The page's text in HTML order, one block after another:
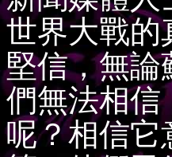
世界大戰的
堅信，無論
們無法相信
呢？相信它